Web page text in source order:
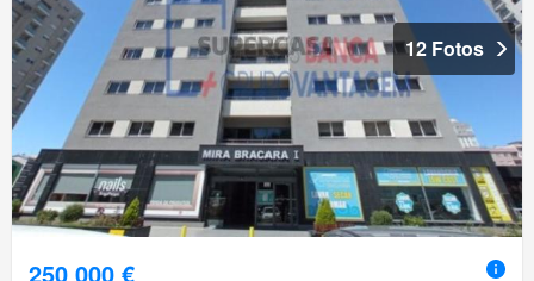
12 Fotos
250 000 €